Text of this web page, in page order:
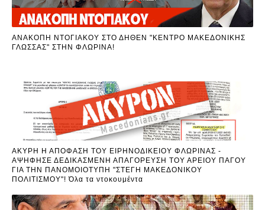
ΑΝΑΚΟΠΗ ΝΤΟΓΙΑΚΟΥ ΣΤΟ ΔΗΘΕΝ "ΚΕΝΤΡΟ ΜΑΚΕΔΟΝΙΚΗΣ
ΓΛΩΣΣΑΣ" ΣΤΗΝ ΦΛΩΡΙΝΑ!
ΑΚΥΡΗ Η ΑΠΟΦΑΣΗ ΤΟΥ ΕΙΡΗΝΟΔΙΚΕΙΟΥ ΦΛΩΡΙΝΑΣ -
ΑΨΗΦΗΣΕ ΔΕΔΙΚΑΣΜΕΝΗ ΑΠΑΓΟΡΕΥΣΗ ΤΟΥ ΑΡΕΙΟΥ ΠΑΓΟΥ
ΓΙΑ ΤΗΝ ΠΑΝΟΜΟΙΟΤΥΠΗ "ΣΤΕΓΗ ΜΑΚΕΔΟΝΙΚΟΥ
ΠΟΛΙΤΙΣΜΟΥ"! Όλα τα ντοκουμέντα